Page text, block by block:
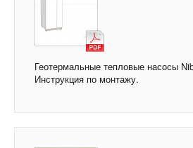
Геотермальные тепловые насосы
Инструкция по монтажу.